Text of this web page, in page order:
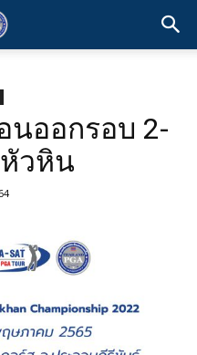
นออกรอบ 2-
วหิน